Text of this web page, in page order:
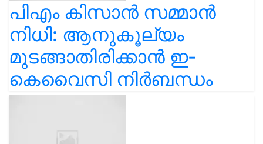
പിഎം കിസാൻ സമ്മാൻ
നിധി: ആനുകൂല്യം
മുടങ്ങാതിരിക്കാൻ ഇ-
കെവൈസി നിർബന്ധം